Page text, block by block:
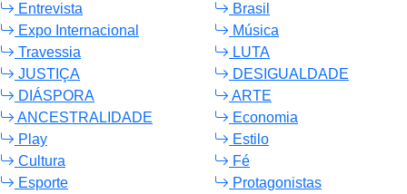
Entrevista
Brasil
Expo Internacional
Música
Travessia
LUTA
JUSTIÇA
DESIGUALDADE
DIÁSPORA
ARTE
ANCESTRALIDADE
Economia
Play
Estilo
Cultura
Fé
Esporte
Protagonistas